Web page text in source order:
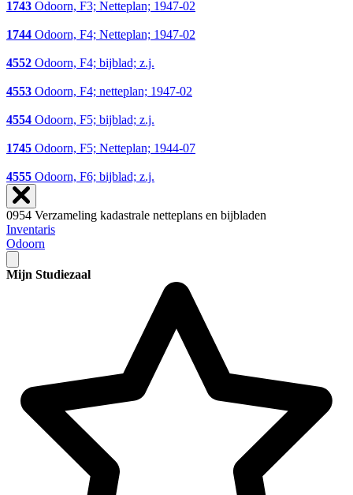
1743 Odoorn, F3; Netteplan; 1947-02
1744 Odoorn, F4; Netteplan; 1947-02
4552 Odoorn, F4; bijblad; z.j.
4553 Odoorn, F4; netteplan; 1947-02
4554 Odoorn, F5; bijblad; z.j.
1745 Odoorn, F5; Netteplan; 1944-07
4555 Odoorn, F6; bijblad; z.j.
0954 Verzameling kadastrale netteplans en bijbladen
Inventaris
Odoorn
Mijn Studiezaal